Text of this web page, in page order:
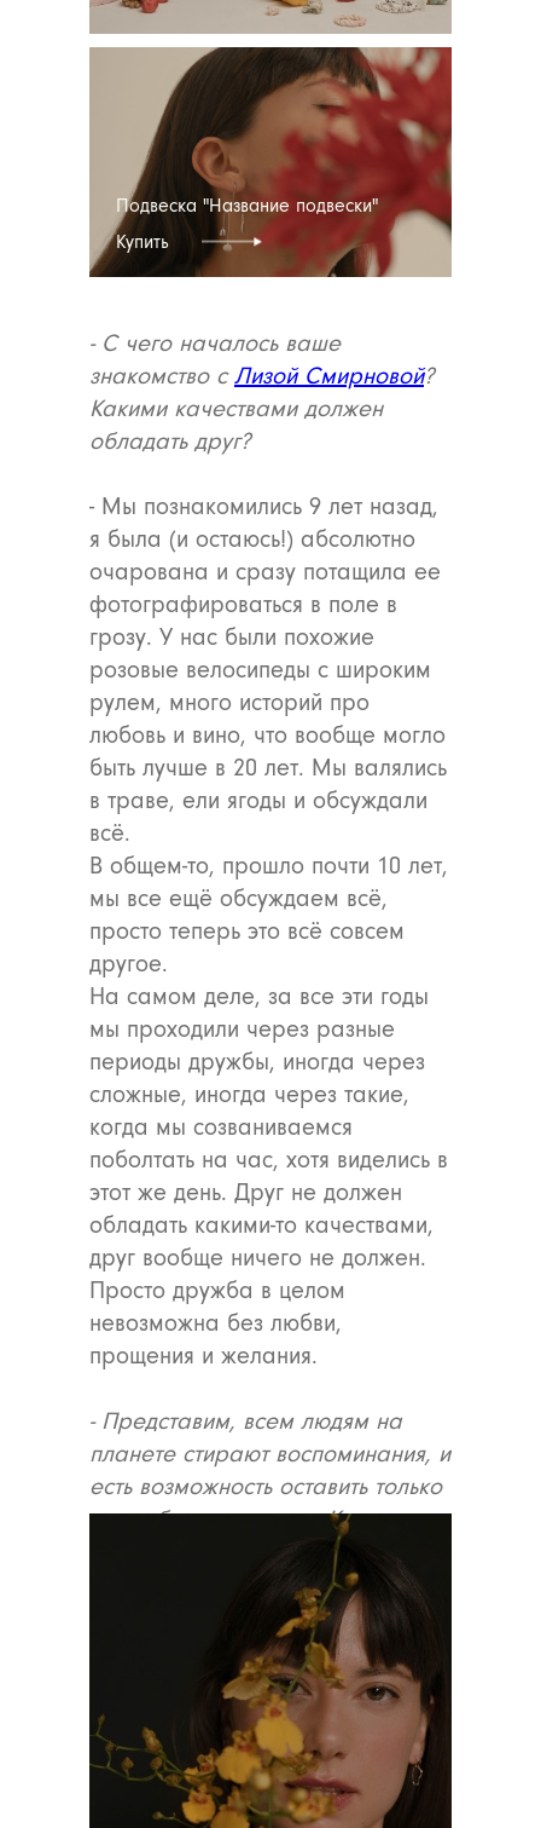
Подвеска "Название подвески"
Купить
- С чего началось ваше
знакомство сЛизой Смирновой?
Какими качествами должен
обладать друг?
- Мы познакомились 9 лет назад,
я была (и остаюсь!) абсолютно
очарована и сразу потащила ее
фотографироваться в поле в
грозу. У нас были похожие
розовые велосипеды с широким
рулем, много историй про
любовь и вино, что вообще могло
быть лучше в 20 лет. Мы валялись
в траве, ели ягоды и обсуждали
всё.
В общем-то, прошло почти 10 лет,
мы все ещё обсуждаем всё,
просто теперь это всё совсем
другое.
На самом деле, за все эти годы
мы проходили через разные
периоды дружбы, иногда через
сложные, иногда через такие,
когда мы созваниваемся
поболтать на час, хотя виделись в
этот же день. Друг не должен
обладать какими-то качествами,
друг вообще ничего не должен.
Просто дружба в целом
невозможна без любви,
прощения и желания.
- Представим, всем людям на
планете стирают воспоминания, и
есть возможность оставить только
три события в памяти. Какие
события ты бы выбрала?
- Новый год с семьёй, мне 6 или 7,
все суетятся и наряжают елку
прямо 31 декабря, пахнет
салатами и шампанским, я,
конечно же, знаю, где спрятан
подарок, но не расстраиваю
родителей.